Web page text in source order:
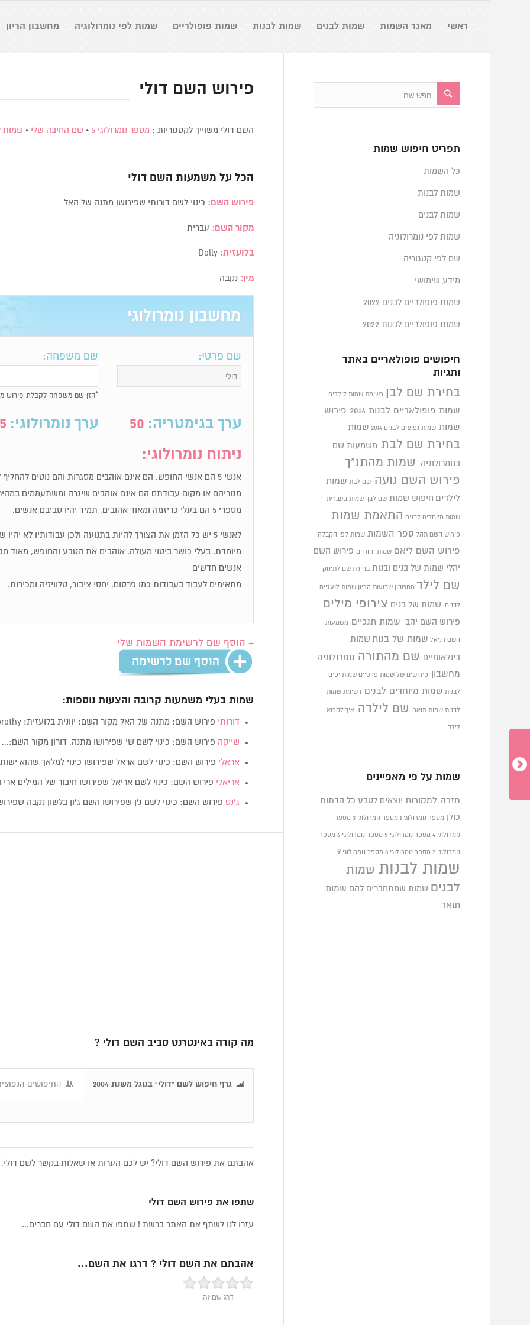
ראשי מאגר השמות שמות לבנים שמות לבנות שמות פופולריים שמות לפי נומרולוגיה מחשבון הריון
פירוש השם דולי
השם דולי משוייך לקטגוריות : מספר נומרולוגי 5 • שם החיבה שלי • שמות
הכל על משמעות השםדולי
פירוש השם: כינוי לשם דורותי שפירושו מתנה של האל
מקור השם: עברית
בלועזית: Dolly
מין: נקבה
מחשבון נומרולוגי
שם פרטי: שם משפחה:
*הזן שם משפחה לקבלת פירוש
ערך בגימטריה: 50 ערך נומרולוגי: 5
ניתוח נומרולוגי:
אנשי 5 הם אנשי החופש. הם אינם אוהבים מסגרות והם נוטים
מגוריהם או מקום עבודתם הם אינם אוהבים שיגרה ומשתעממים
מספרי 5 הם בעלי כריזמה ומאוד אהובים, תמיד יהיו סביבם אנשים.
לאנשי 5 יש כל הזמן את הצורך להיות בתנועה ולכן עבודותיו לא
מיוחדת, בעלי כושר ביטוי מעולה, אוהבים את הטבע והחופש, מאוד
אנשים חדשים
מתאימים לעבוד בעבודות כמו פרסום, יחסי ציבור, טלוויזיה ומכירות.
+ הוסף שם לרשימת השמות שלי
שמות בעלי משמעות קרובה והצעות נוספות:
דורותי פירוש השם: מתנה של האל מקור השם: יוונית בלועזית: Dorothy…
שייקה פירוש השם: כינוי לשם שי שפירושו מתנה, דורון מקור השם:…
אראלי פירוש השם: כינוי לשם אראל שפירושו כינוי למלאך שהוא
אריאלי פירוש השם: כינוי לשם אריאל שפירושו חיבור של המילים ארי
ג’נט פירוש השם: כינוי לשם ג'ן שפירושו השם ג’ון בלשון נקבה
מה קורה באינטרנט סביב השם דולי ?
גרף חיפוש לשם "דולי" בגוגל משנת 2004 החיפושים
אהבתם את פירוש השם דולי? יש לכם הערות או שאלות בקשר לשם דולי,
שתפו את פירוש השם דולי
עזרו לנו לשתף את האתר ברשת ! שתפו את השם דולי עם חברים...
אהבתם את השם דולי ? דרגו את השם...
דרג שם זה
תפריט חיפוש שמות
כל השמות
שמות לבנות
שמות לבנים
שמות לפי נומרולוגיה
שם לפי קטגוריה
מידע שימושי
שמות פופולריים לבנים 2022
שמות פופולריים לבנות 2022
חיפושים פופולאריים באתר
ותגיות
בחירת שם לבן רשימת שמות לילדים
שמות פופולאריים לבנות 2014 פירוש
שמות שמות נפוצים לבנים 2014 שמות
בחירת שם לבת משמעות שם
בנומרולוגיה
שמות מהתנ"ך
פירוש השם נועה
שם לבת שמות
לילדים חיפוש שמות שם לבן שמות בעברית
שמות מיוחדים לבנים התאמת שמות
פירוש השם תהל ספר השמות שמות לפי הקבלה
פירוש השם ליאם שמות יהודיים פירוש השם
יהלי שמות של בנים ובנות בחירת שם לתינוק
שם לילד מחשבון שבועות הריון שמות לועזיים
לבנים שמות של בנים צירופי מילים
פירוש השם יהב שמות תנכיים משמעות
השם דניאל שמות של בנות שמות
בינלאומיים שם מהתורה נומרולוגיה
מחשבון פירושים של שמות פרטיים שמות יפים
לבנות שמות מיוחדים לבנים רשימת שמות
לבנות שמות תואר שם לילדה איך לקרוא
לילד
שמות על פי מאפיינים
חזרה למקורות יוצאים לטבע כל הדתות
כולן מספר נומרולוגי 1 מספר נומרולוגי 3 מספר
נומרולוגי 4 מספר נומרולוגי 5 מספר נומרולוגי 6 מספר
נומרולוגי 7 מספר נומרולוגי 8 מספר נומרולוגי9
שמות לבנות שמות
לבנים
שמות שמתחברים להם שמות
תואר